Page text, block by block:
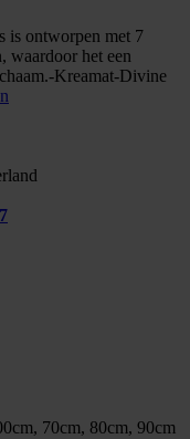
is ontworpen met 7
waardoor het een
Kreamat-Divine
70cm, 80cm, 90cm